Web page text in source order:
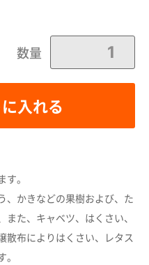
数量
入れる
ました。
む
。
、かきなどの果樹および、た
た、キャベツ、はくさい、
散布によりはくさい、レタス